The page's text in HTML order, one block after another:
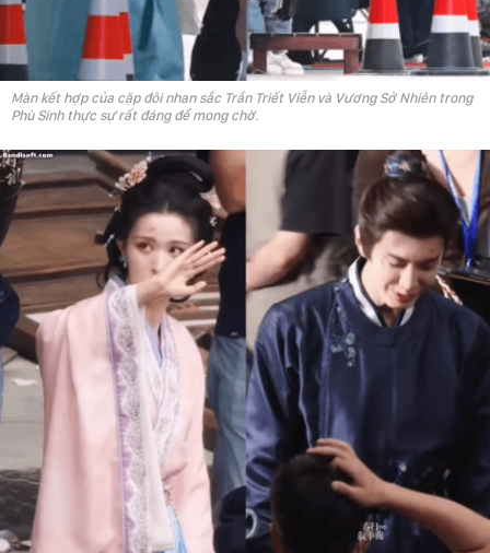
Màn kết hợp của cặp đôi nhan sắc Trần Triết Viễn và Vương Sở Nhiên trong
Phù Sinh thực sự rất đáng để mong chờ.